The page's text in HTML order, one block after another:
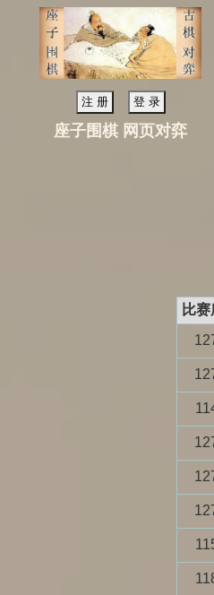
座子围棋 网页对弈
比